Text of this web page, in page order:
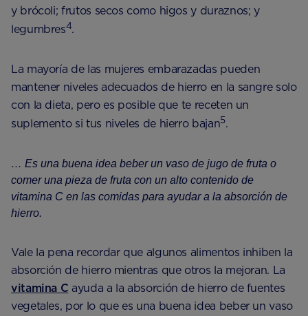
y brócoli; frutos secos como higos y duraznos; y
legumbres4.
La mayoría de las mujeres embarazadas pueden
mantener niveles adecuados de hierro en la sangre solo
con la dieta, pero es posible que te receten un
suplemento si tus niveles de hierro bajan5.
… Es una buena idea beber un vaso de jugo de fruta o
comer una pieza de fruta con un alto contenido de
vitamina C en las comidas para ayudar a la absorción de
hierro.
Vale la pena recordar que algunos alimentos inhiben la
absorción de hierro mientras que otros la mejoran. La
vitamina C ayuda a la absorción de hierro de fuentes
vegetales, por lo que es una buena idea beber un vaso